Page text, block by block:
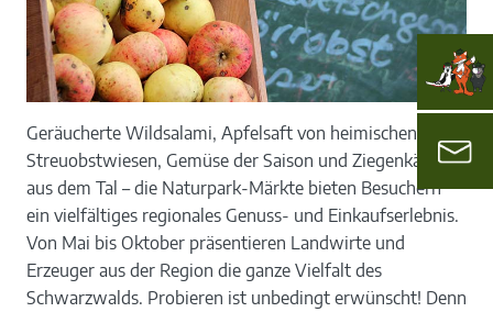
Geräucherte Wildsalami, Apfelsaft von heimischen
Streuobstwiesen, Gemüse der Saison und Ziegenkäse
aus dem Tal – die Naturpark-Märkte bieten Besuchern
ein vielfältiges regionales Genuss- und Einkaufserlebnis.
Von Mai bis Oktober präsentieren Landwirte und
Erzeuger aus der Region die ganze Vielfalt des
Schwarzwalds. Probieren ist unbedingt erwünscht! Denn